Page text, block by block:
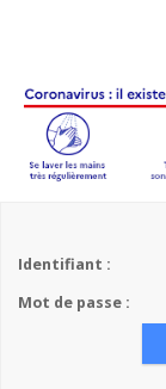
Identifiant :
Mot de passe :